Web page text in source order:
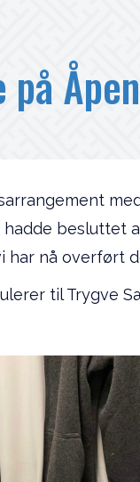
nå overført
til Trygve